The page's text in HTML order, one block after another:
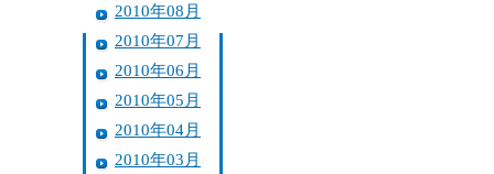
2010年08月
2010年07月
2010年06月
2010年05月
2010年04月
2010年03月